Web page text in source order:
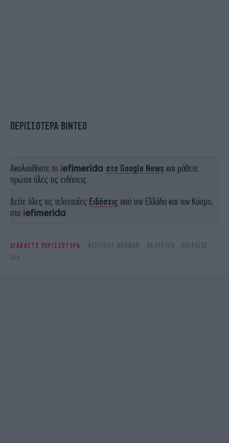
ΠΕΡΙΣΣΟΤΕΡΑ ΒΙΝΤΕΟ
Ακολουθήστε το στο Google News και μάθετε
πρώτοι όλες τις ειδήσεις
Δείτε όλες τις τελευταίες Ειδήσεις από την Ελλάδα και τον Κόσμο,
στο
ΔΙΑΒΑΣΤΕ ΠΕΡΙΣΣΟΤΕΡΑ ΦΕΣΤΙΒΆΛ ΑΘΗΝΏΝ ΘΕΑΤΡΙΚΆ
ΠΕΙΡΑΙΏΣ
260